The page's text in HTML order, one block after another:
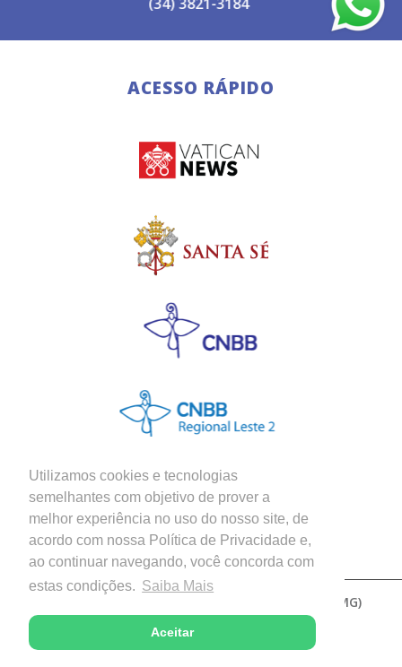
Utilizamos cookies e tecnologias
semelhantes com objetivo de prover a
melhor experiência no uso do nosso site, de
acordo com nossa Política de Privacidade e,
ao continuar navegando, você concorda com
estas condições. Saiba Mais
Aceitar
ACESSO RÁPIDO
Siga nossas Redes Sociais
Copyright © 2026 - Diocese de Patos de Minas (MG)
Desenvolvido com excelência por